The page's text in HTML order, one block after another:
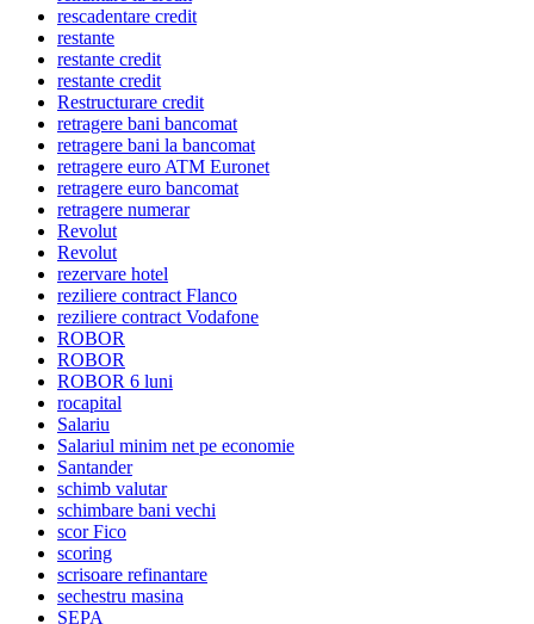
rescadentare credit
restante
restante credit
restante credit
Restructurare credit
retragere bani bancomat
retragere bani la bancomat
retragere euro ATM Euronet
retragere euro bancomat
retragere numerar
Revolut
Revolut
rezervare hotel
reziliere contract Flanco
reziliere contract Vodafone
ROBOR
ROBOR
ROBOR 6 luni
rocapital
Salariu
Salariul minim net pe economie
Santander
schimb valutar
schimbare bani vechi
scor Fico
scoring
scrisoare refinantare
sechestru masina
SEPA